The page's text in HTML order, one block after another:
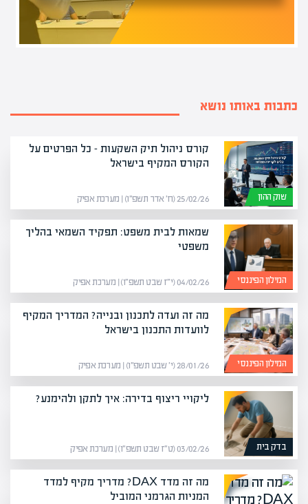
כתבות באותו נושא
שוק ההון
קורס ניהול תיק השקעות – כל הפרטים על
הקורס המקיף בישראל
25/02/26 (ח׳ אדר תשפ״ו) | מערכת אפיק
המילון הפיננסי
שמאות לבית משפט: תפקיד השמאי בהליך
משפטי
04/02/26 (י״ז שבט תשפ״ו) | מערכת אפיק
המילון הפיננסי
מה זה ועדה לתכנון ובנייה? המדריך המקיף
לוועדות התכנון בישראל
28/01/26 (י׳ שבט תשפ״ו) | מערכת אפיק
בדק בית
ליקויי ריצוף בדירה: איך לתקן ולהימנע?
03/02/26 (ט״ז שבט תשפ״ו) | מערכת אפיק
מה זה מדד DAX? מדריך מקיף למדד
המניות הגרמני המוביל